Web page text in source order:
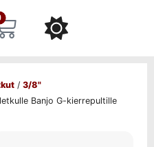
/ 3/8"
Banjo G-kierrepultille